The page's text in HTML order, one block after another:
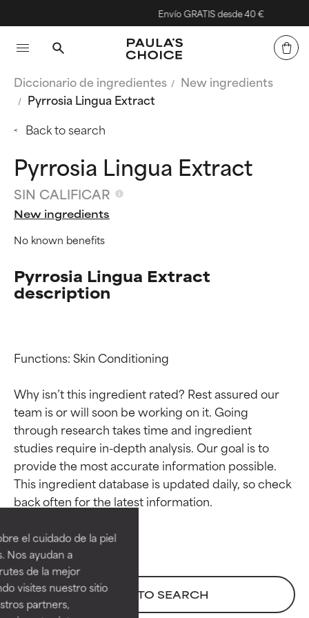
el cuidado de la piel
Nos ayudan a
de la mejor
visites nuestro sitio
partners,
Envío GRATIS desde 40 €
Diccionario de ingredientes
New ingredients
Pyrrosia Lingua Extract
Back to search
Pyrrosia Lingua Extract
SIN CALIFICAR
New ingredients
No known benefits
Pyrrosia Lingua Extract
description
Functions: Skin Conditioning
Why isn’t this ingredient rated? Rest assured our
team is or will soon be working on it. Going
through research takes time and ingredient
studies require in-depth analysis. Our goal is to
provide the most accurate information possible.
This ingredient database is updated daily, so check
BACK TO SEARCH
Calificaciones de
ingredientes
EXCELENTE
Ingrediente sobresaliente con
beneficios reales para la piel. Su
eficacia está demostrada y
respaldada por estudios
Calificaciones de
ingredientes
EXCELENTE
Ingrediente sobresaliente con
beneficios reales para la piel. Su
eficacia está demostrada y
respaldada por estudios